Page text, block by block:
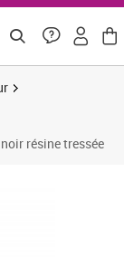
résine tressée